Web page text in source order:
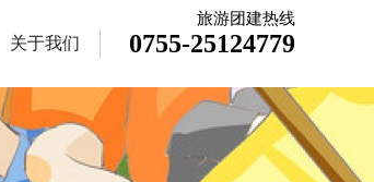
关于我们
旅游团建热线
0755-25124779